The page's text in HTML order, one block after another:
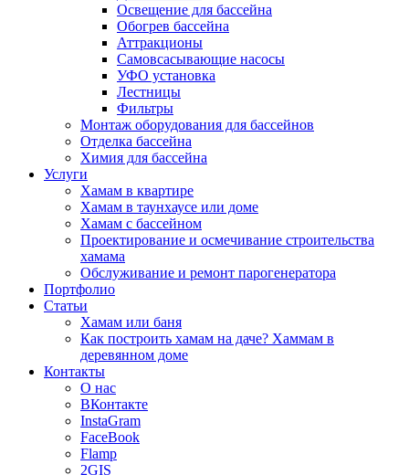
Освещение для бассейна
Обогрев бассейна
Аттракционы
Самовсасывающие насосы
УФО установка
Лестницы
Фильтры
Монтаж оборудования для бассейнов
Отделка бассейна
Химия для бассейна
Услуги
Хамам в квартире
Хамам в таунхаусе или доме
Хамам с бассейном
Проектирование и осмечивание строительства
хамама
Обслуживание и ремонт парогенератора
Портфолио
Статьи
Хамам или баня
Как построить хамам на даче? Хаммам в
деревянном доме
Контакты
О нас
ВКонтакте
InstaGram
FaceBook
Flamp
2GIS